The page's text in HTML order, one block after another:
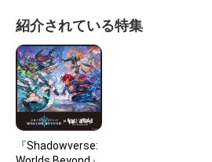
紹介されている特集
『Shadowverse: